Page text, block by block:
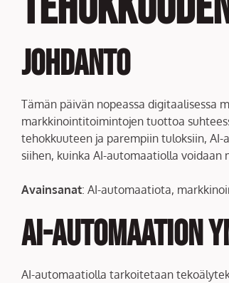
Johdanto
Tämän päivän nopeassa digitaalisessa
markkinointitoimintojen tuottoa
tehokkuuteen ja parempiin tuloksiin,
siihen, kuinka AI-automaatiolla
Avainsanat: AI-automaatiota,
AI-automaation
AI-automaatiolla tarkoitetaan